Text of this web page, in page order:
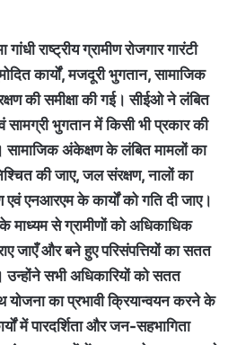
राष्ट्रीय ग्रामीण रोजगार गारंटी
कार्यों, मजदूरी भुगतान, सामाजिक
की समीक्षा की गई। सीईओ ने लंबित
सामग्री भुगतान में किसी भी प्रकार की
सामाजिक अंकेक्षण के लंबित मामलों का
की जाए, जल संरक्षण, नालों का
एवं एनआरएम के कार्यों को गति दी जाए।
माध्यम से ग्रामीणों को अधिकाधिक
जाएँ और बने हुए परिसंपत्तियों का सतत
उन्होंने सभी अधिकारियों को सतत
का प्रभावी क्रियान्वयन करने के
में पारदर्शिता और जन-सहभागिता